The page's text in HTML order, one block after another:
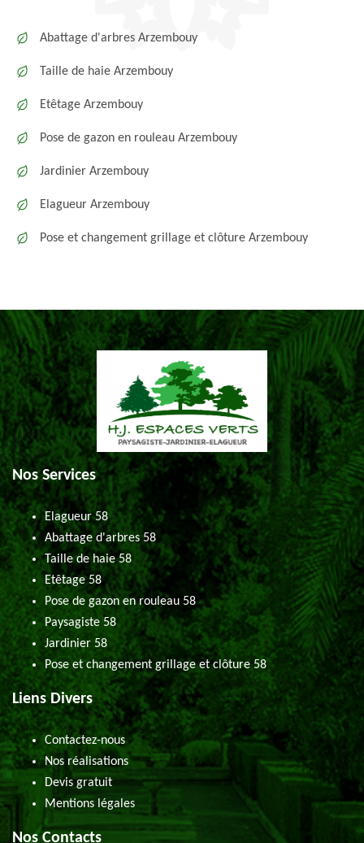
Abattage d'arbres Arzembouy
Taille de haie Arzembouy
Etêtage Arzembouy
Pose de gazon en rouleau Arzembouy
Jardinier Arzembouy
Elagueur Arzembouy
Pose et changement grillage et clôture Arzembouy
Nos Services
Elagueur 58
Abattage d'arbres 58
Taille de haie 58
Etêtage 58
Pose de gazon en rouleau 58
Paysagiste 58
Jardinier 58
Pose et changement grillage et clôture 58
Liens Divers
Contactez-nous
Nos réalisations
Devis gratuit
Mentions légales
Nos Contacts